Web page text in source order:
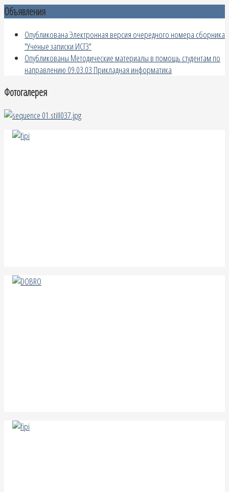
Объявления
Опубликована Электронная версия очередного номера сборника
"Ученые записки ИСГЗ"
Опубликованы Методические материалы в помощь студентам по
направлению 09.03.03 Прикладная информатика
Фотогалерея